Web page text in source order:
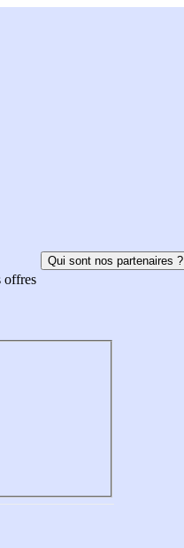
offres
Qui sont nos partenaires ?